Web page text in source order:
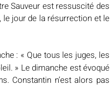
Sauveur est ressuscité des
jour de la résurrection et le
: « Que tous les juges, les
» Le dimanche est évoqué
Constantin n’est alors pas